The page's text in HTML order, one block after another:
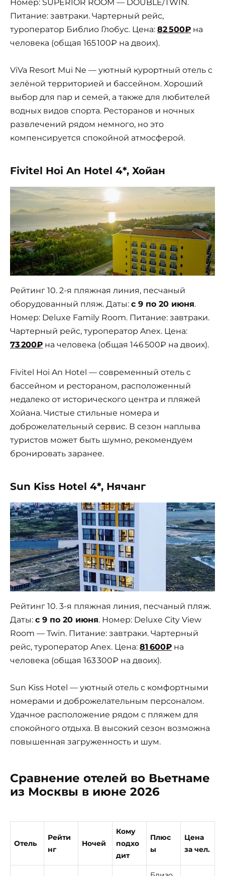
Номер: SUPERIOR ROOM — DOUBLE/TWIN.
Питание: завтраки. Чартерный рейс,
туроператор Библио Глобус. Цена: 82 500₽ на
человека (общая 165 100₽ на двоих).
ViVa Resort Mui Ne — уютный курортный отель с
зелёной территорией и бассейном. Хороший
выбор для пар и семей, а также для любителей
водных видов спорта. Ресторанов и ночных
развлечений рядом немного, но это
компенсируется спокойной атмосферой.
Fivitel Hoi An Hotel 4*, Хойан
Рейтинг 10. 2-я пляжная линия, песчаный
оборудованный пляж. Даты: с 9 по 20 июня.
Номер: Deluxe Family Room. Питание: завтраки.
Чартерный рейс, туроператор Anex. Цена:
73 200₽ на человека (общая 146 500₽ на двоих).
Fivitel Hoi An Hotel — современный отель с
бассейном и рестораном, расположенный
недалеко от исторического центра и пляжей
Хойана. Чистые стильные номера и
доброжелательный сервис. В сезон наплыва
туристов может быть шумно, рекомендуем
бронировать заранее.
Sun Kiss Hotel 4*, Нячанг
Рейтинг 10. 3-я пляжная линия, песчаный пляж.
Даты: с 9 по 20 июня. Номер: Deluxe City View
Room — Twin. Питание: завтраки. Чартерный
рейс, туроператор Anex. Цена: 81 600₽ на
человека (общая 163 300₽ на двоих).
Sun Kiss Hotel — уютный отель с комфортными
номерами и доброжелательным персоналом.
Удачное расположение рядом с пляжем для
спокойного отдыха. В высокий сезон возможна
повышенная загруженность и шум.
Сравнение отелей во Вьетнаме
из Москвы в июне 2026
Отель
Рейти
нг
Ночей
Кому
подхо
дит
Плюс
ы
Цена
за чел.